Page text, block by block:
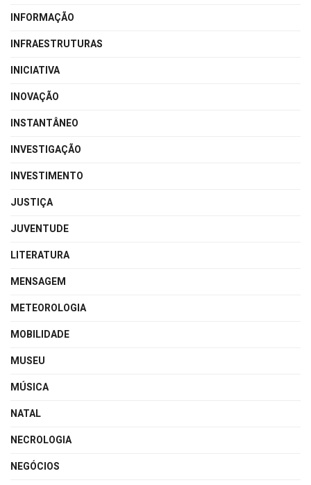
INFORMAÇÃO
INFRAESTRUTURAS
INICIATIVA
INOVAÇÃO
INSTANTÂNEO
INVESTIGAÇÃO
INVESTIMENTO
JUSTIÇA
JUVENTUDE
LITERATURA
MENSAGEM
METEOROLOGIA
MOBILIDADE
MUSEU
MÚSICA
NATAL
NECROLOGIA
NEGÓCIOS